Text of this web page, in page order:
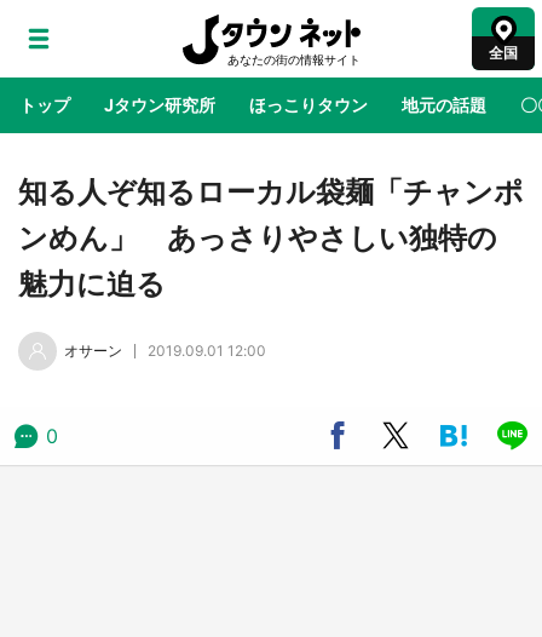
全国
トップ Jタウン研究所 ほっこりタウン 地元の話題 〇
地域×二次元 絶景 あの時はありがとう 物語がはじ
鳥取・境港「ゲゲゲの妖怪楽園」限定だった鬼
太郎グッズ買える 銀座・博品館TOY PARKへ
知る人ぞ知るローカル袋麺「チャンポ
ンめん」 あっさりやさしい独特の
魅力に迫る
オサーン 2019.09.01 12:00
0